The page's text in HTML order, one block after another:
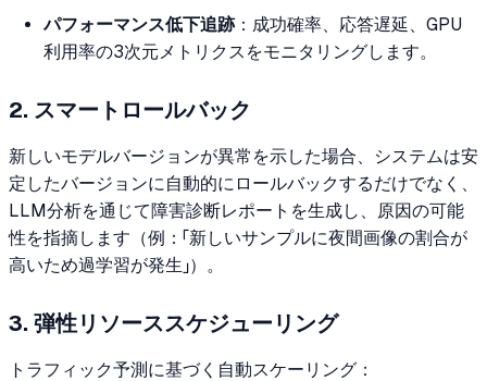
パフォーマンス低下追跡：成功確率、応答遅延、GPU
利用率の3次元メトリクスをモニタリングします。
2. スマートロールバック
新しいモデルバージョンが異常を示した場合、システムは安
定したバージョンに自動的にロールバックするだけでなく、
LLM分析を通じて障害診断レポートを生成し、原因の可能
性を指摘します（例：「新しいサンプルに夜間画像の割合が
高いため過学習が発生」）。
3. 弾性リソーススケジューリング
トラフィック予測に基づく自動スケーリング：